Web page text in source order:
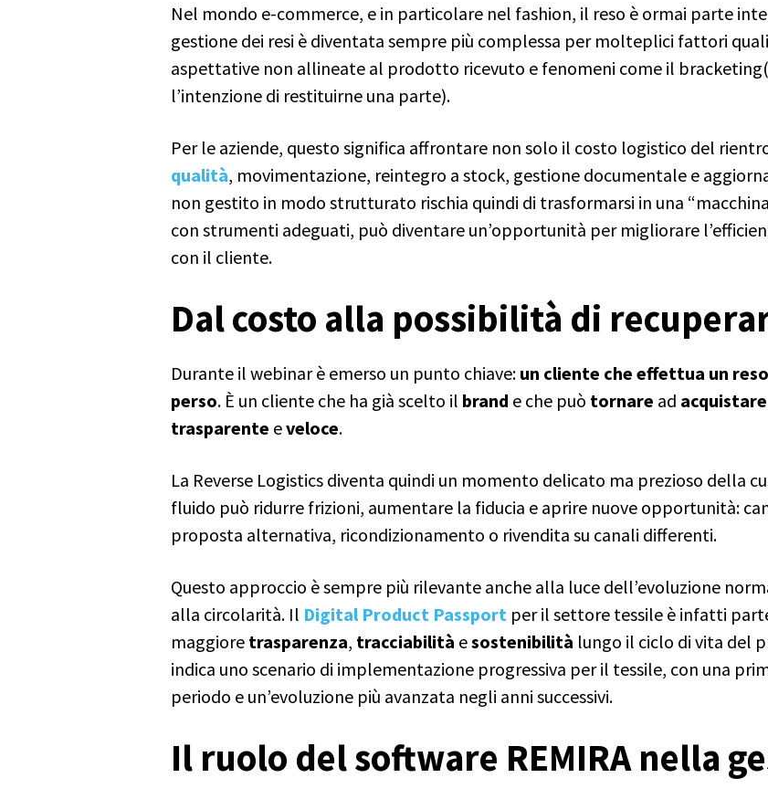
Nel mondo e-commerce, e in particolare nel fashion, il reso è ormai parte
gestione dei resi è diventata sempre più complessa per molteplici fattori
aspettative non allineate al prodotto ricevuto e fenomeni come il
l’intenzione di restituirne una parte).
Per le aziende, questo significa affrontare non solo il costo logistico del
qualità, movimentazione, reintegro a stock, gestione documentale e
non gestito in modo strutturato rischia quindi di trasformarsi in una
con strumenti adeguati, può diventare un’opportunità per migliorare
con il cliente.
Dal costo alla possibilità di
Durante il webinar è emerso un punto chiave: un cliente che effettua un
perso. È un cliente che ha già scelto il brand e che può tornare ad acquistare
trasparente eveloce.
La Reverse Logistics diventa quindi un momento delicato ma prezioso della
fluido può ridurre frizioni, aumentare la fiducia e aprire nuove opportunità:
proposta alternativa, ricondizionamento o rivendita su canali differenti.
Questo approccio è sempre più rilevante anche alla luce dell’evoluzione
alla circolarità. Il Digital Product Passport per il settore tessile è infatti
maggiore trasparenza, tracciabilità esostenibilità lungo il ciclo di vita del
indica uno scenario di implementazione progressiva per il tessile, con una
periodo e un’evoluzione più avanzata negli anni successivi.
Il ruolo del software REMIRA nella